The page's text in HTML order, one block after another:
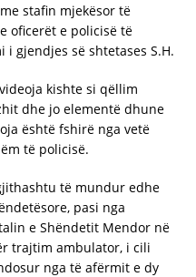
stafin mjekësor të
oficerët e policisë të
gjendjes së shtetases S.H.
kishte si qëllim
dhe jo elementë dhune
është fshirë nga vetë
të policisë.
të mundur edhe
pasi nga
e Shëndetit Mendor në
trajtim ambulator, i cili
nga të afërmit e dy